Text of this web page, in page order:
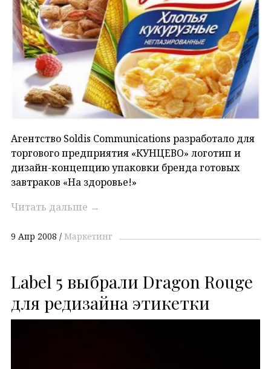
Агентство Soldis Communications разработало для
торгового предприятия «КУНЦЕВО» логотип и
дизайн-концепцию упаковки бренда готовых
завтраков «На здоровье!»
Читать дальше →
9 Апр 2008 Маркетинг
Label 5 выбрали Dragon Rouge
для редизайна этикетки